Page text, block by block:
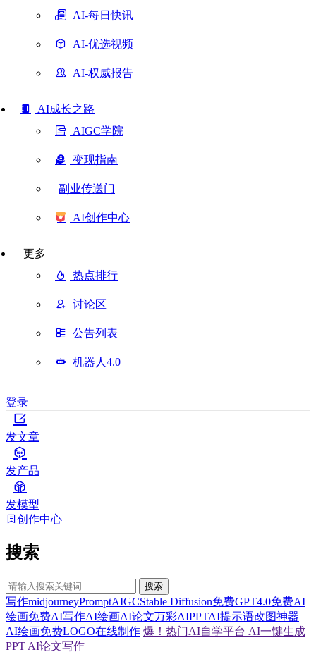
AI-每日快讯
AI-优选视频
AI-权威报告
AI成长之路
AIGC学院
变现指南
副业传送门
AI创作中心
更多
热点排行
讨论区
公告列表
机器人4.0
登录
发文章
发产品
发模型
创作中心
搜索
搜索
写作midjourneyPromptAIGCStable Diffusion免费GPT4.0免费AI
绘画免费AI写作AI绘画AI论文万彩AIPPTAI提示语改图神器
AI绘画免费LOGO在线制作 爆！热门AI自学平台 AI一键生成
PPT AI论文写作